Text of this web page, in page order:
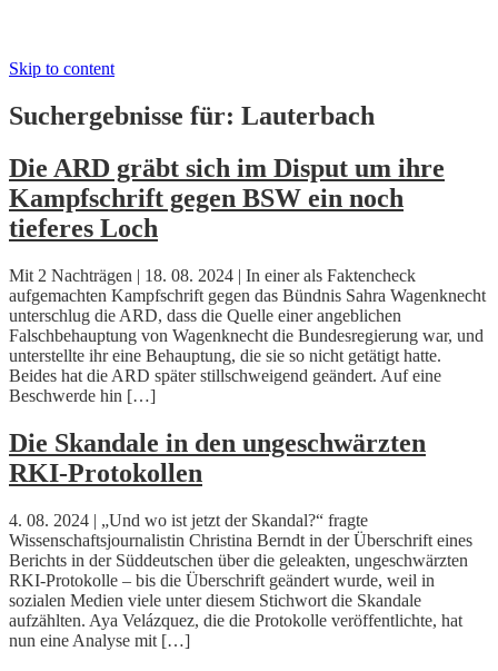
Skip to content
Suchergebnisse für: Lauterbach
Die ARD gräbt sich im Disput um ihre
Kampfschrift gegen BSW ein noch
tieferes Loch
Mit 2 Nachträgen | 18. 08. 2024 | In einer als Faktencheck
aufgemachten Kampfschrift gegen das Bündnis Sahra Wagenknecht
unterschlug die ARD, dass die Quelle einer angeblichen
Falschbehauptung von Wagenknecht die Bundesregierung war, und
unterstellte ihr eine Behauptung, die sie so nicht getätigt hatte.
Beides hat die ARD später stillschweigend geändert. Auf eine
Beschwerde hin […]
Die Skandale in den ungeschwärzten
RKI-Protokollen
4. 08. 2024 | „Und wo ist jetzt der Skandal?“ fragte
Wissenschaftsjournalistin Christina Berndt in der Überschrift eines
Berichts in der Süddeutschen über die geleakten, ungeschwärzten
RKI-Protokolle – bis die Überschrift geändert wurde, weil in
sozialen Medien viele unter diesem Stichwort die Skandale
aufzählten. Aya Velázquez, die die Protokolle veröffentlichte, hat
nun eine Analyse mit […]